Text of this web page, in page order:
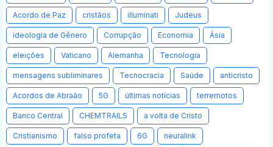
Acordo de Paz cristãos illuminati Judeus
ideologia de Gênero Corrupção Economia Ásia
eleições Vaticano Alemanha Tecnologia
mensagens subliminares Tecnocracia Saúde anticristo
Acordos de Abraão 5G últimas notícias terremotos
Banco Central CHEMTRAILS a volta de Cristo
Cristianismo falso profeta 6G neuralink